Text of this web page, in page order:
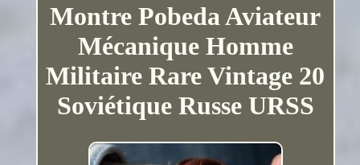
Montre Pobeda Aviateur
Mécanique Homme
Militaire Rare Vintage 20
Soviétique Russe URSS